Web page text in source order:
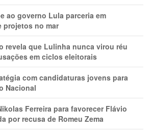
ao governo Lula parceria em
projetos no mar
revela que Lulinha nunca virou réu
em ciclos eleitorais
com candidaturas jovens para
Nacional
Ferreira para favorecer Flávio
por recusa de Romeu Zema